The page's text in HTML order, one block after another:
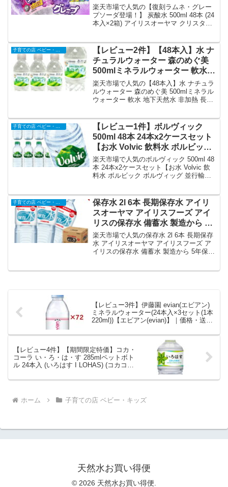
スオーヤマ クリスタルスパーク
強炭酸水 ラムネ グレープソーダ
レモン フレーバー プレーン 天然
ーズ 炭酸 *｜価格・送料・ポイン
ト還元まとめ
楽天市場で人気の【復刻ラムネ・グレー
プソーダ登場！】 炭酸水 500ml 48本 (24
本入×2箱) アイリスオーヤマ クリスタル
糖 ペットボトル アイリスフーズ 炭酸 *を
徹底解説。子育ての店 ベビー・キッズか
ら2,080円で販売中（送料込み・ポイント
1倍）。実ユーザーレビュー1件・平均評
価5の商品情報・購入方法まとめ。
子育ての店 ベビー・キッズ
【レビュー2件】【48本入】水 ナ
チュラルウォーター 森のめぐ美
500mlミネラルウォーター 軟水
地下天然水 非加熱 長良川 備蓄 災
害対策 ペットボトル ビクトリー
【代引不可】｜価格・送料・ポイ
楽天市場で人気の【48本入】水 ナチュラ
ルウォーター 森のめぐ美 500mlミネラル
ウォーター 軟水 地下天然水 非加熱 長良
ベビー・キッズから2,980円で販売中（送
料込み・ポイント1倍）。実ユーザーレビ
ュー2件・平均評価2.5の商品情報・購入
方法まとめ。
【レビュー1件】ボルヴィック
500ml 48本 24本x2ケースセット
【お水 Volvic 飲料水 ボルビック
ボルヴィッグ 並行輸入 水 ドリン
ク海外名水 ミネラルウォータ
ー】【代引不可】｜価格・送料・
楽天市場で人気のボルヴィック 500ml 48
本 24本x2ケースセット【お水 Volvic 飲
料水 ボルビック ボルヴィッグ 並行輸入
店 ベビー・キッズから5,110円で販売中
（送料込み・ポイント1倍）。実ユーザー
レビュー1件・平均評価2の商品情報・購
入方法まとめ。
子育ての店 ベビー・キッズ
保存水 2l 6本 長期保存水 アイリ
スオーヤマ アイリスフーズ アイ
リスの保存水 備蓄水 製造から 5
年保存 防災グッズ 水 2リットル
ペットボトル 車載 防災 災害 備蓄
災害用水 長期保存 ナチュラル ミ
格・送料・ポイント還元まとめ
楽天市場で人気の保存水 2l 6本 長期保存
水 アイリスオーヤマ アイリスフーズ ア
イリスの保存水 備蓄水 製造から 5年保存
ト1倍）。実ユーザーレビュー0件・平均
評価0の商品情報・購入方法まとめ。
【レビュー3件】伊藤園 evian(エビアン)
ミネラルウォーター(24本入×3セット(1本
220ml))【エビアン(evian)】｜価格・送
【レビュー4件】【期間限定特価】コカ・
コーラ い・ろ・は・す 285mlペットボト
ル 24本入 (いろはす I LOHAS) (コカコー
料・ポイント還元まとめ
ホーム 子育ての店 ベビー・キッズ
天然水お買い得便
© 2026 天然水お買い得便.